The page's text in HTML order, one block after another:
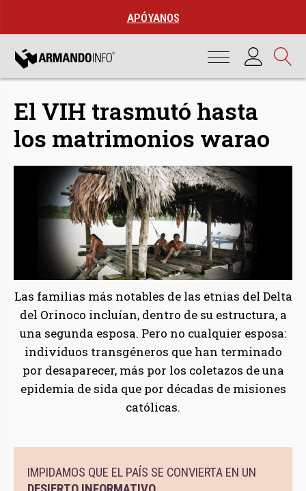
APÓYANOS
El VIH trasmutó hasta
los matrimonios warao
Las familias más notables de las etnias del Delta
del Orinoco incluían, dentro de su estructura, a
una segunda esposa. Pero no cualquier esposa:
individuos transgéneros que han terminado
por desaparecer, más por los coletazos de una
epidemia de sida que por décadas de misiones
católicas.
IMPIDAMOS QUE EL PAÍS SE CONVIERTA EN UN